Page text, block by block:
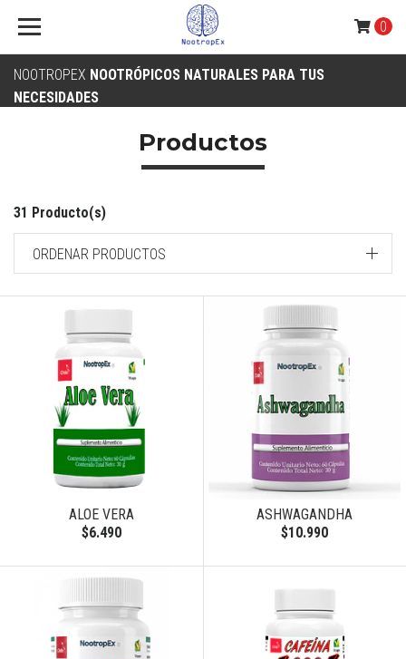
NOOTROPEX NOOTRÓPICOS NATURALES PARA TUS
NECESIDADES
0
Productos
31 Producto(s)
ORDENAR PRODUCTOS
ALOE VERA
$6.490
ASHWAGANDHA
$10.990